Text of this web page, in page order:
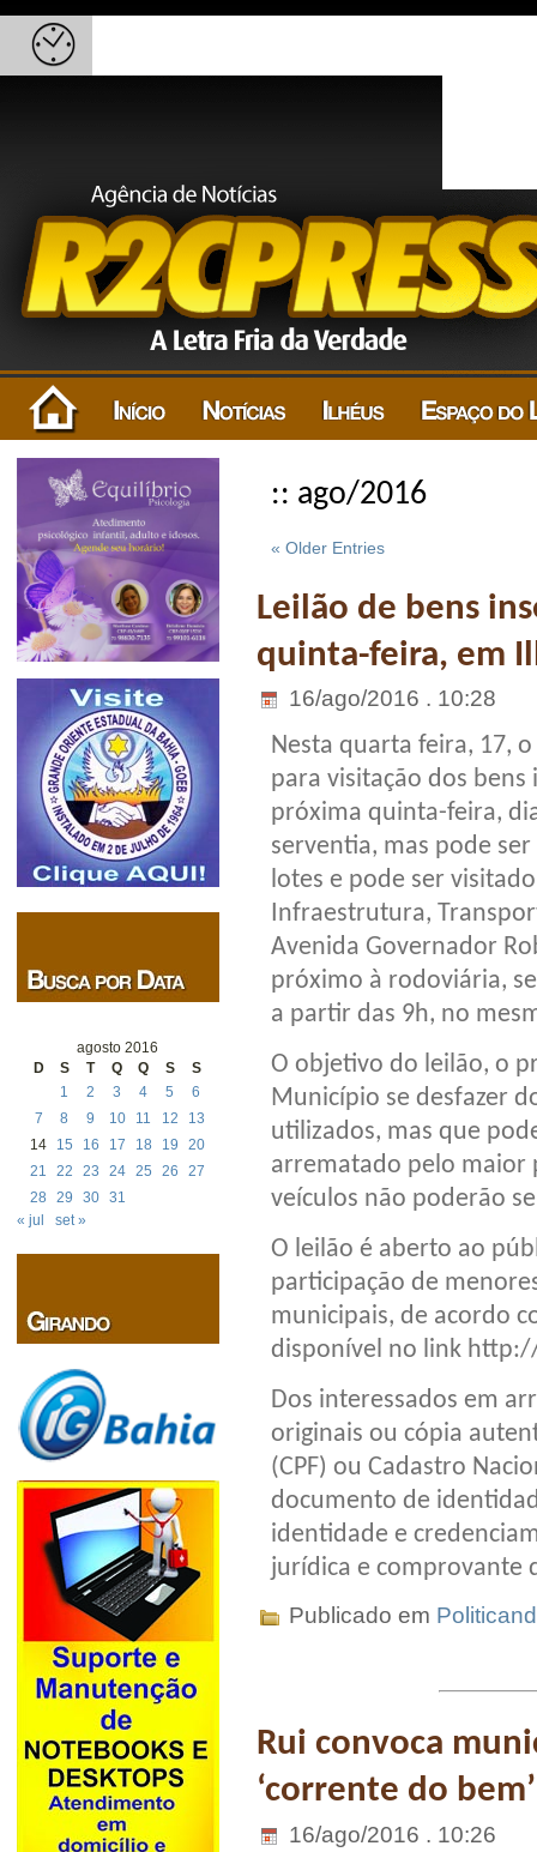
agosto 2016
D
S T Q Q S
S
1
2 3 4 5
6
7
8 9 10 11 12
13
14
15 16 17 18 19
20
21
22 23 24 25 26
27
28
29 30 31
« jul
set »
:: ago/2016
« Older Entries
Leilão de bens
quinta-feira, em
16/ago/2016 . 10:28
Nesta quarta feira, 17,
para visitação dos
próxima quinta-feira,
serventia, mas pode
lotes e pode ser
Infraestrutura,
Avenida Governador
próximo à rodoviária,
a partir das 9h, no
O objetivo do leilão, o
Município se desfazer
utilizados, mas que
arrematado pelo maior
veículos não poderão
O leilão é aberto ao
participação de
municipais, de acordo
disponível no link
Dos interessados em
originais ou cópia
(CPF) ou Cadastro
documento de
identidade e
jurídica e comprovante
Publicado em
Rui convoca
‘corrente do
16/ago/2016 . 10:26